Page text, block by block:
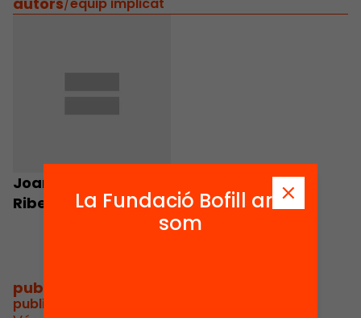
Joan M. Vallvé i
Ribera
publicacions i vídeos
publicacions i vídeos relacionats
La Fundació Bofill ara
som